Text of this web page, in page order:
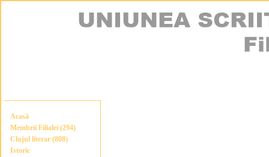
Acasă
Membrii Filialei (294)
Clujul literar (808)
Istoric